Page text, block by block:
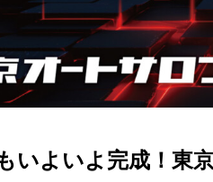
いよいよ完成！東